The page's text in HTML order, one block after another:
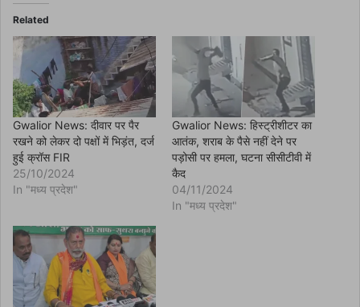
b
o
k
p
e
n
s
i
n
n
e
w
w
i
n
d
)
Related
Gwalior News: दीवार पर पैर
रखने को लेकर दो पक्षों में भिड़ंत, दर्ज
हुई क्रॉस FIR
25/10/2024
In "मध्य प्रदेश"
Gwalior News: हिस्ट्रीशीटर का
आतंक, शराब के पैसे नहीं देने पर
पड़ोसी पर हमला, घटना सीसीटीवी में
कैद
04/11/2024
In "मध्य प्रदेश"